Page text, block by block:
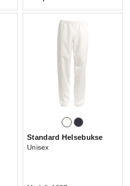
Standard Helsebukse
Unisex